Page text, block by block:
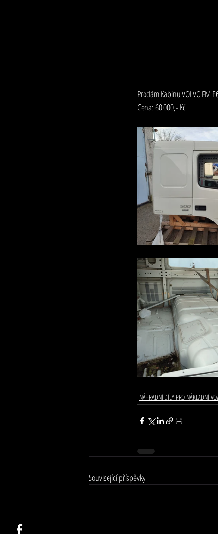
Prodám Kabinu VOLVO FM
Cena: 60 000,- Kč
NÁHRADNÍ DÍLY PRO NÁKLADNÍ
Související příspěvky